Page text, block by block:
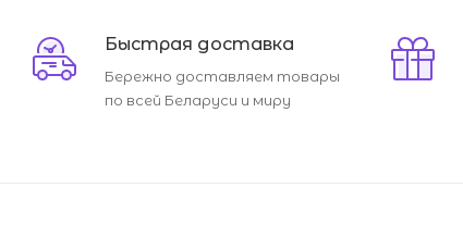
Быстрая доставка
Бережно доставляем товары
по всей Беларуси и миру